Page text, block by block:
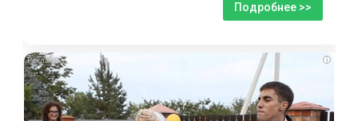
Подробнее >>
i